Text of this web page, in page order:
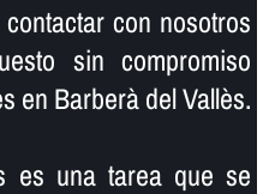
con nosotros
sin compromiso
en Barberà del Vallès.
es una tarea que se